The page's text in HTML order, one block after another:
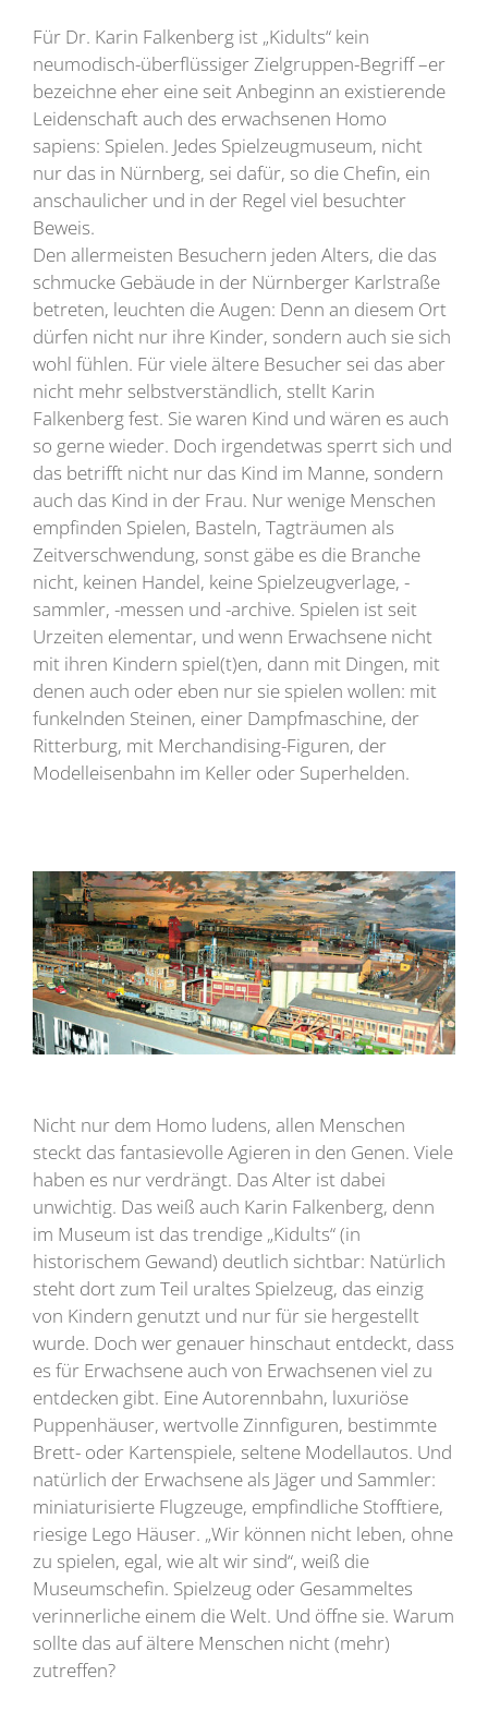
Für Dr. Karin Falkenberg ist „Kidults“ kein
neumodisch-überflüssiger Zielgruppen-Begriff –er
bezeichne eher eine seit Anbeginn an existierende
Leidenschaft auch des erwachsenen Homo
sapiens: Spielen. Jedes Spielzeugmuseum, nicht
nur das in Nürnberg, sei dafür, so die Chefin, ein
anschaulicher und in der Regel viel besuchter
Beweis.
Den allermeisten Besuchern jeden Alters, die das
schmucke Gebäude in der Nürnberger Karlstraße
betreten, leuchten die Augen: Denn an diesem Ort
dürfen nicht nur ihre Kinder, sondern auch sie sich
wohl fühlen. Für viele ältere Besucher sei das aber
nicht mehr selbstverständlich, stellt Karin
Falkenberg fest. Sie waren Kind und wären es auch
so gerne wieder. Doch irgendetwas sperrt sich und
das betrifft nicht nur das Kind im Manne, sondern
auch das Kind in der Frau. Nur wenige Menschen
empfinden Spielen, Basteln, Tagträumen als
Zeitverschwendung, sonst gäbe es die Branche
nicht, keinen Handel, keine Spielzeugverlage, -
sammler, -messen und -archive. Spielen ist seit
Urzeiten elementar, und wenn Erwachsene nicht
mit ihren Kindern spiel(t)en, dann mit Dingen, mit
denen auch oder eben nur sie spielen wollen: mit
funkelnden Steinen, einer Dampfmaschine, der
Ritterburg, mit Merchandising-Figuren, der
Modelleisenbahn im Keller oder Superhelden.
Nicht nur dem Homo ludens, allen Menschen
steckt das fantasievolle Agieren in den Genen. Viele
haben es nur verdrängt. Das Alter ist dabei
unwichtig. Das weiß auch Karin Falkenberg, denn
im Museum ist das trendige „Kidults“ (in
historischem Gewand) deutlich sichtbar: Natürlich
steht dort zum Teil uraltes Spielzeug, das einzig
von Kindern genutzt und nur für sie hergestellt
wurde. Doch wer genauer hinschaut entdeckt, dass
es für Erwachsene auch von Erwachsenen viel zu
entdecken gibt. Eine Autorennbahn, luxuriöse
Puppenhäuser, wertvolle Zinnfiguren, bestimmte
Brett- oder Kartenspiele, seltene Modellautos. Und
natürlich der Erwachsene als Jäger und Sammler:
miniaturisierte Flugzeuge, empfindliche Stofftiere,
riesige Lego Häuser. „Wir können nicht leben, ohne
zu spielen, egal, wie alt wir sind“, weiß die
Museumschefin. Spielzeug oder Gesammeltes
verinnerliche einem die Welt. Und öffne sie. Warum
sollte das auf ältere Menschen nicht (mehr)
zutreffen?